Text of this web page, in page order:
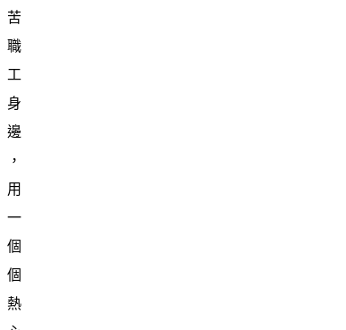
苦
職
工
身
邊
，
用
一
個
個
熱